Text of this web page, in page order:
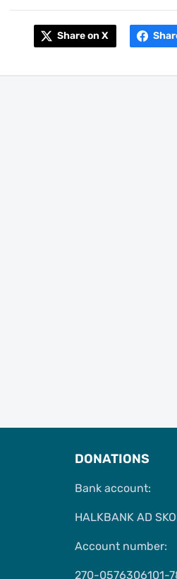
Share on X
DONATIONS
Bank account:
HALKBANK AD
Account number:
270-0576306101-